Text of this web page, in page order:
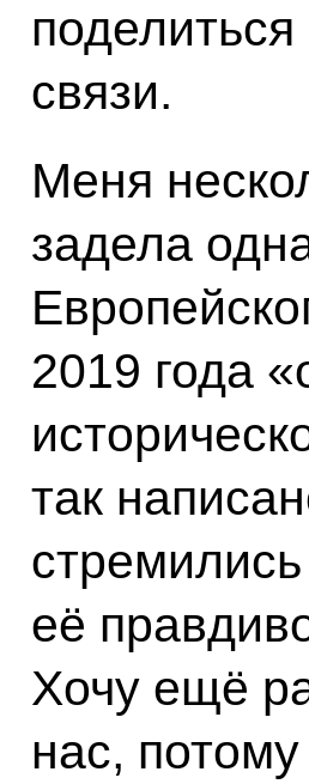
связи.
Меня
задела
2019 года
так
её
Хочу ещё
нас,